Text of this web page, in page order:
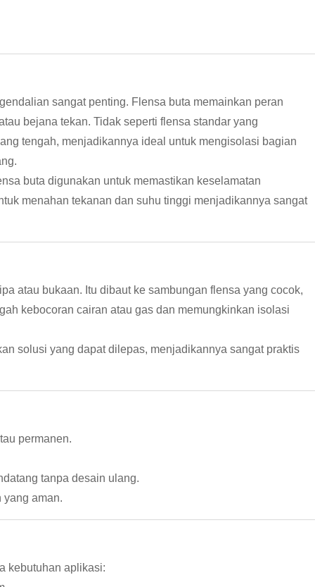
sangat penting. Flensa buta memainkan peran
bejana tekan. Tidak seperti flensa standar yang
tengah, menjadikannya ideal untuk mengisolasi bagian
buta digunakan untuk memastikan keselamatan
menahan tekanan dan suhu tinggi menjadikannya sangat
atau bukaan. Itu dibaut ke sambungan flensa yang cocok,
kebocoran cairan atau gas dan memungkinkan isolasi
solusi yang dapat dilepas, menjadikannya sangat praktis
permanen.
tanpa desain ulang.
yang aman.
kebutuhan aplikasi: